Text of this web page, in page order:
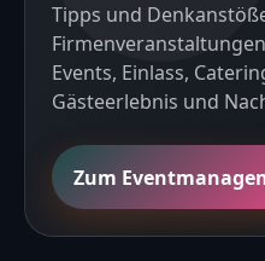
Tipps und
Events, Einlass,
Gästeerlebnis und
Zum